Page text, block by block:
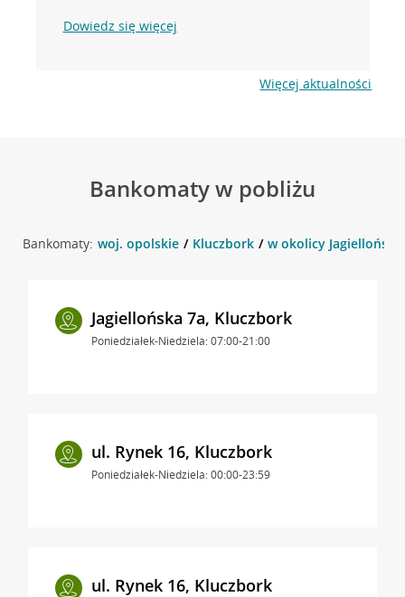
Dowiedz się więcej
Więcej aktualności
Bankomaty w pobliżu
Bankomaty: woj. opolskie Kluczbork w okolicy
Jagiellońska 7a, Kluczbork
Poniedziałek-Niedziela: 07:00-21:00
ul. Rynek 16, Kluczbork
Poniedziałek-Niedziela: 00:00-23:59
ul. Rynek 16, Kluczbork